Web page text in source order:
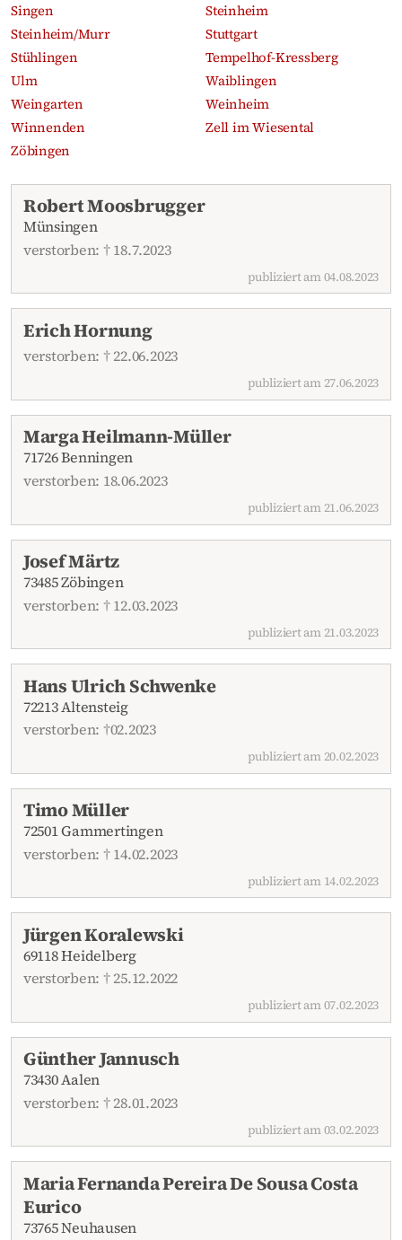
Singen
Steinheim
Steinheim/Murr
Stuttgart
Stühlingen
Tempelhof-Kressberg
Ulm
Waiblingen
Weingarten
Weinheim
Winnenden
Zell im Wiesental
Zöbingen
Aktuelle Traueranzeigen
Robert Moosbrugger
Münsingen
verstorben: † 18.7.2023
publiziert am 04.08.2023
Erich Hornung
verstorben: † 22.06.2023
publiziert am 27.06.2023
Marga Heilmann-Müller
71726 Benningen
verstorben: 18.06.2023
publiziert am 21.06.2023
Josef Märtz
73485 Zöbingen
verstorben: † 12.03.2023
publiziert am 21.03.2023
Hans Ulrich Schwenke
72213 Altensteig
verstorben: †02.2023
publiziert am 20.02.2023
Timo Müller
72501 Gammertingen
verstorben: † 14.02.2023
publiziert am 14.02.2023
Jürgen Koralewski
69118 Heidelberg
verstorben: † 25.12.2022
publiziert am 07.02.2023
Günther Jannusch
73430 Aalen
verstorben: † 28.01.2023
publiziert am 03.02.2023
Maria Fernanda Pereira De Sousa Costa
Eurico
73765 Neuhausen